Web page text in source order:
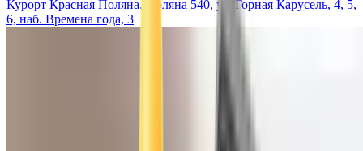
Курорт Красная Поляна, Поляна 540, ул. Горная Карусель, 4, 5,
6, наб. Времена года, 3